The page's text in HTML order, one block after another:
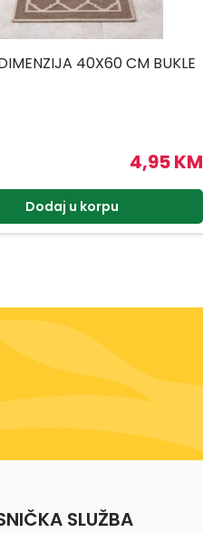
40X60 CM BUKLE
4,95 KM
Dodaj u korpu
SLUŽBA